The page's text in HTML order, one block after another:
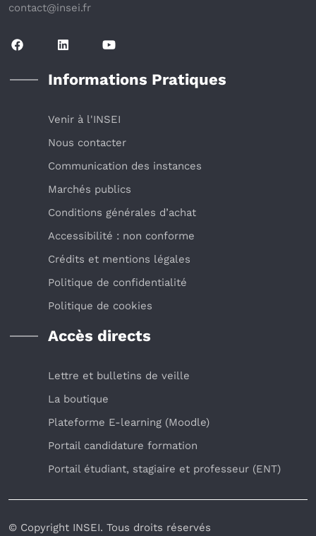
contact@insei.fr
Informations Pratiques
Venir à l'INSEI
Nous contacter
Communication des instances
Marchés publics
Conditions générales d’achat
Accessibilité : non conforme
Crédits et mentions légales
Politique de confidentialité
Politique de cookies
Accès directs
Lettre et bulletins de veille
La boutique
Plateforme E-learning (Moodle)
Portail candidature formation
Portail étudiant, stagiaire et professeur (ENT)
© Copyright INSEI. Tous droits réservés